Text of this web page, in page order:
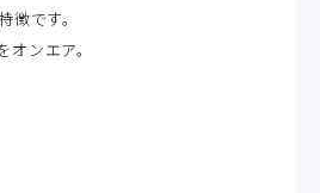
徴です。
オンエア。